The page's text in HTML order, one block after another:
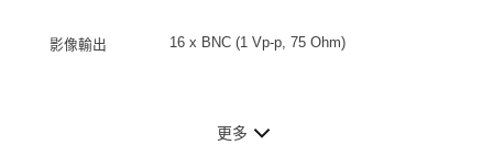
影像輸出 16 x BNC (1 Vp-p, 75 Ohm)
更多